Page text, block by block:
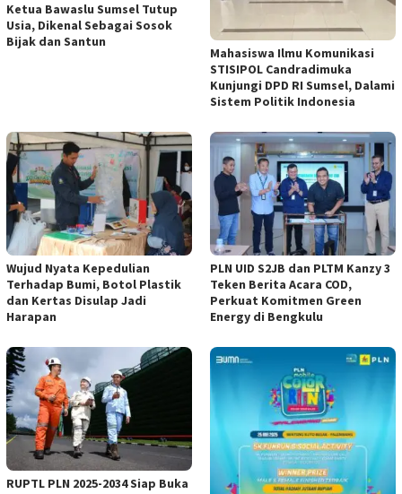
Ketua Bawaslu Sumsel Tutup
Usia, Dikenal Sebagai Sosok
Bijak dan Santun
Mahasiswa Ilmu Komunikasi
STISIPOL Candradimuka
Kunjungi DPD RI Sumsel, Dalami
Sistem Politik Indonesia
Wujud Nyata Kepedulian
Terhadap Bumi, Botol Plastik
dan Kertas Disulap Jadi
Harapan
PLN UID S2JB dan PLTM Kanzy 3
Teken Berita Acara COD,
Perkuat Komitmen Green
Energy di Bengkulu
RUPTL PLN 2025-2034 Siap Buka